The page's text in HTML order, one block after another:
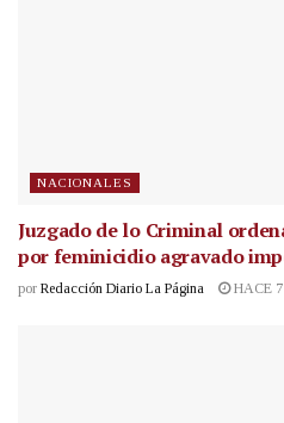
NACIONALES
Juzgado de lo Criminal
por feminicidio agravado
por Redacción Diario La Página HACE 7